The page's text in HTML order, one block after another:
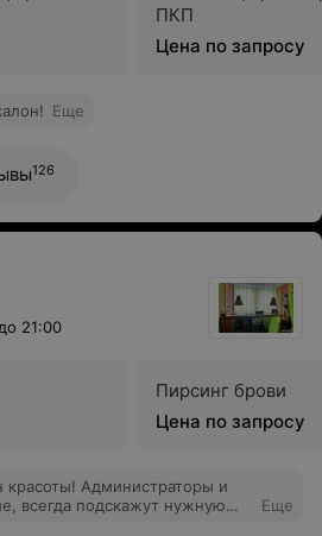
ПКП
Цена по запросу
Еще
126
до 21:00
Пирсинг брови
Цена по запросу
красоты! Администраторы и
всегда подскажут нужную
Еще